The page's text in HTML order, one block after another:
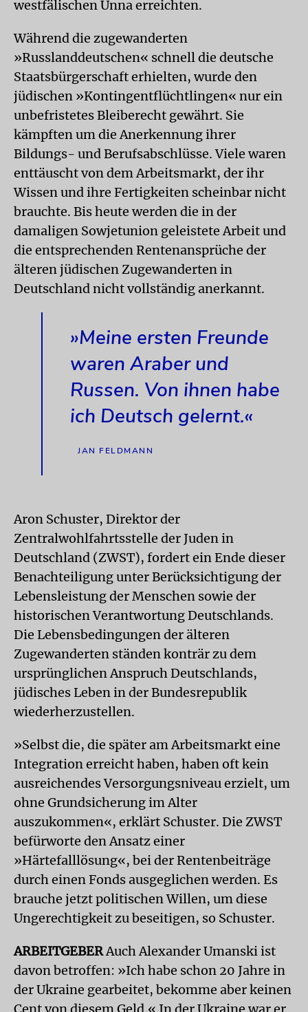
westfälischen Unna erreichten.
Während die zugewanderten
»Russlanddeutschen« schnell die deutsche
Staatsbürgerschaft erhielten, wurde den
jüdischen »Kontingentflüchtlingen« nur ein
unbefristetes Bleiberecht gewährt. Sie
kämpften um die Anerkennung ihrer
Bildungs- und Berufsabschlüsse. Viele waren
enttäuscht von dem Arbeitsmarkt, der ihr
Wissen und ihre Fertigkeiten scheinbar nicht
brauchte. Bis heute werden die in der
damaligen Sowjetunion geleistete Arbeit und
die entsprechenden Rentenansprüche der
älteren jüdischen Zugewanderten in
Deutschland nicht vollständig anerkannt.
»Meine ersten Freunde
waren Araber und
Russen. Von ihnen habe
ich Deutsch gelernt.«
JAN FELDMANN
Aron Schuster, Direktor der
Zentralwohlfahrtsstelle der Juden in
Deutschland (ZWST), fordert ein Ende dieser
Benachteiligung unter Berücksichtigung der
Lebensleistung der Menschen sowie der
historischen Verantwortung Deutschlands.
Die Lebensbedingungen der älteren
Zugewanderten ständen konträr zu dem
ursprünglichen Anspruch Deutschlands,
jüdisches Leben in der Bundesrepublik
wiederherzustellen.
»Selbst die, die später am Arbeitsmarkt eine
Integration erreicht haben, haben oft kein
ausreichendes Versorgungsniveau erzielt, um
ohne Grundsicherung im Alter
auszukommen«, erklärt Schuster. Die ZWST
befürworte den Ansatz einer
»Härtefalllösung«, bei der Rentenbeiträge
durch einen Fonds ausgeglichen werden. Es
brauche jetzt politischen Willen, um diese
Ungerechtigkeit zu beseitigen, so Schuster.
ARBEITGEBERAuch Alexander Umanski ist
davon betroffen: »Ich habe schon 20 Jahre in
der Ukraine gearbeitet, bekomme aber keinen
Cent von diesem Geld.« In der Ukraine war er